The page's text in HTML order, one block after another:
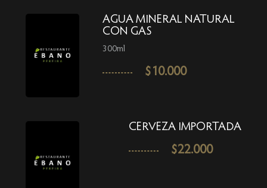
AGUA MINERAL NATURAL
CON GAS
300ml
$10.000
CERVEZA IMPORTADA
$22.000